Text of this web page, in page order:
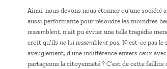
Ainsi, nous devons nous étonner qu’une société
aussi performante pour résoudre les moindres
ressemblent, n’ait pu éviter une telle tragédie
croit qu’ils ne lui ressemblent pas. N’est-ce pas le
aveuglement, d’une indifférence envers ceux
partageons la citoyenneté ? C’est de cette faillite